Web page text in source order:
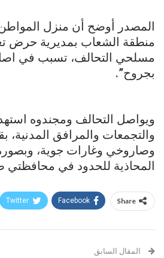
المصدر أوضح أن منزل
منطقة الشعاب بمديرية
بجروح”.
ويواصل التحالف ومجندوه
والتجمعات والمرافق
وصاروخي وغارات جوية،
المحاذية للحدود في
Share
Facebook
Twitter
المقال السابق